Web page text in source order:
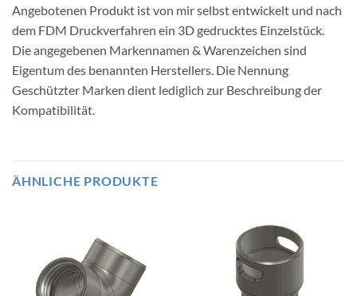
Angebotenen Produkt ist von mir selbst entwickelt und nach
dem FDM Druckverfahren ein 3D gedrucktes Einzelstück.
Die angegebenen Markennamen & Warenzeichen sind
Eigentum des benannten Herstellers. Die Nennung
Geschützter Marken dient lediglich zur Beschreibung der
Kompatibilität.
ÄHNLICHE PRODUKTE